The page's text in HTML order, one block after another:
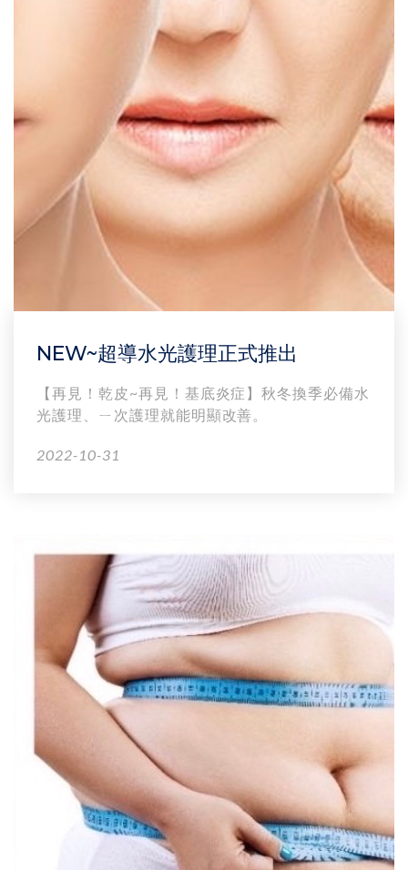
NEW~超導水光護理正式推出
【再見！乾皮~再見！基底炎症】秋冬換季必備水
光護理、ㄧ次護理就能明顯改善。
2022-10-31